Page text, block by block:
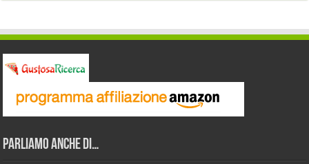
Parliamo anche di…